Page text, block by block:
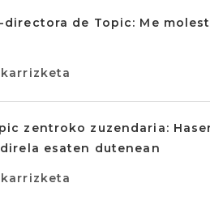
directora de Topic: Me
zentroko zuzendaria:
esaten dutenean